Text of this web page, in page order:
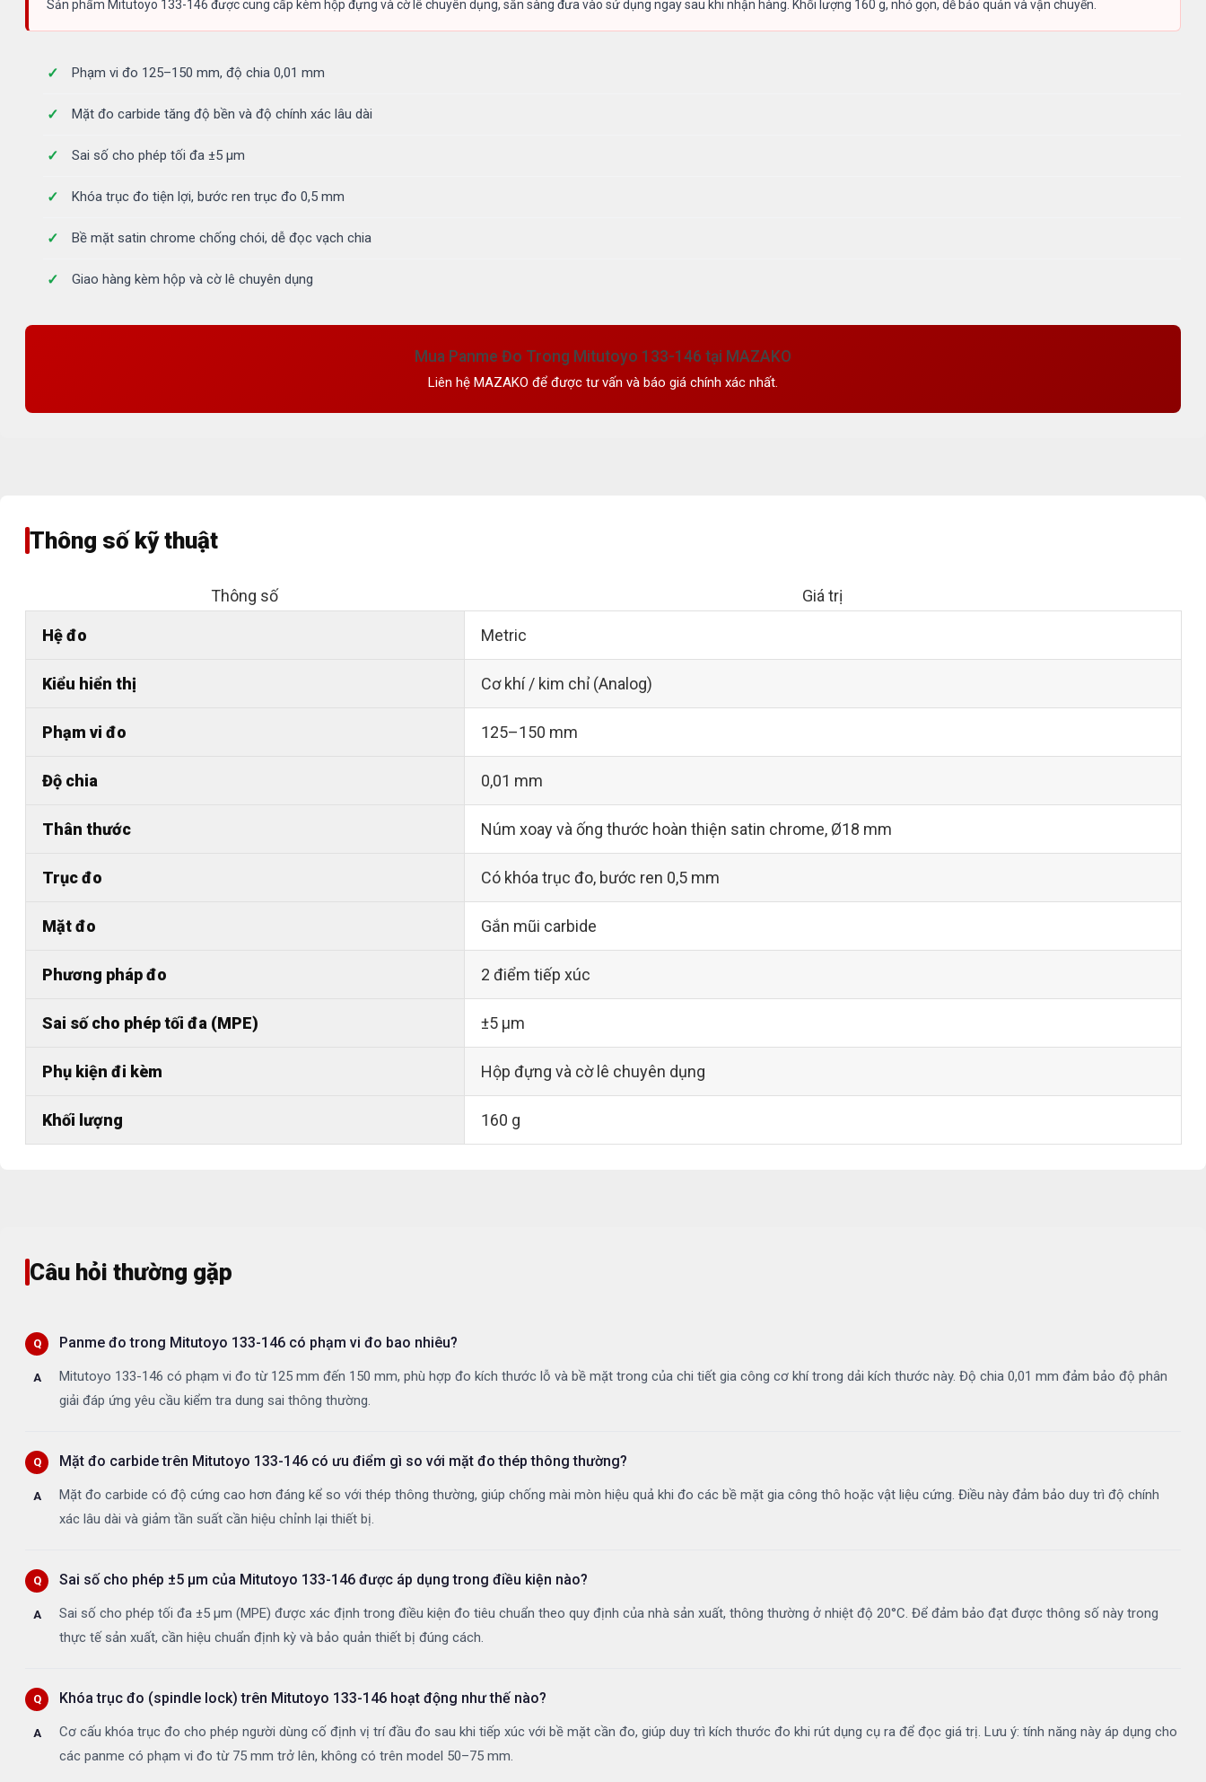
Sản phẩm Mitutoyo 133-146 được cung cấp kèm hộp đựng và cờ lê chuyên dụng, sẵn sàng đưa vào sử dụng ngay sau khi nhận hàng. Khối lượng 160 g, nhỏ gọn, dễ bảo quản và vận chuyển.
Phạm vi đo 125–150 mm, độ chia 0,01 mm
Mặt đo carbide tăng độ bền và độ chính xác lâu dài
Sai số cho phép tối đa ±5 µm
Khóa trục đo tiện lợi, bước ren trục đo 0,5 mm
Bề mặt satin chrome chống chói, dễ đọc vạch chia
Giao hàng kèm hộp và cờ lê chuyên dụng
Mua Panme Đo Trong Mitutoyo 133-146 tại MAZAKO
Liên hệ MAZAKO để được tư vấn và báo giá chính xác nhất.
Thông số kỹ thuật
Thông số Giá trị
Hệ đo Metric
Kiểu hiển thị Cơ khí / kim chỉ (Analog)
Phạm vi đo 125–150 mm
Độ chia 0,01 mm
Thân thước Núm xoay và ống thước hoàn thiện satin chrome, Ø18 mm
Trục đo Có khóa trục đo, bước ren 0,5 mm
Mặt đo Gắn mũi carbide
Phương pháp đo 2 điểm tiếp xúc
Sai số cho phép tối đa (MPE) ±5 µm
Phụ kiện đi kèm Hộp đựng và cờ lê chuyên dụng
Khối lượng 160 g
Câu hỏi thường gặp
Panme đo trong Mitutoyo 133-146 có phạm vi đo bao nhiêu?
Mitutoyo 133-146 có phạm vi đo từ 125 mm đến 150 mm, phù hợp đo kích thước lỗ và bề mặt trong của chi tiết gia công cơ khí trong dải kích thước này. Độ chia 0,01 mm đảm bảo độ phân
giải đáp ứng yêu cầu kiểm tra dung sai thông thường.
Mặt đo carbide trên Mitutoyo 133-146 có ưu điểm gì so với mặt đo thép thông thường?
Mặt đo carbide có độ cứng cao hơn đáng kể so với thép thông thường, giúp chống mài mòn hiệu quả khi đo các bề mặt gia công thô hoặc vật liệu cứng. Điều này đảm bảo duy trì độ chính
xác lâu dài và giảm tần suất cần hiệu chỉnh lại thiết bị.
Sai số cho phép ±5 µm của Mitutoyo 133-146 được áp dụng trong điều kiện nào?
Sai số cho phép tối đa ±5 µm (MPE) được xác định trong điều kiện đo tiêu chuẩn theo quy định của nhà sản xuất, thông thường ở nhiệt độ 20°C. Để đảm bảo đạt được thông số này trong
thực tế sản xuất, cần hiệu chuẩn định kỳ và bảo quản thiết bị đúng cách.
Khóa trục đo (spindle lock) trên Mitutoyo 133-146 hoạt động như thế nào?
Cơ cấu khóa trục đo cho phép người dùng cố định vị trí đầu đo sau khi tiếp xúc với bề mặt cần đo, giúp duy trì kích thước đo khi rút dụng cụ ra để đọc giá trị. Lưu ý: tính năng này áp dụng cho
các panme có phạm vi đo từ 75 mm trở lên, không có trên model 50–75 mm.